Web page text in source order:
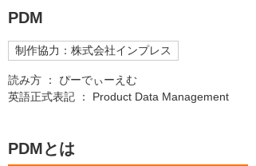
PDM
制作協力：株式会社インプレス
読み方 ： ぴーでぃーえむ
英語正式表記 ： Product Data Management
PDMとは